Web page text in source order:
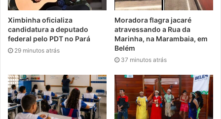
Ximbinha oficializa
candidatura a deputado
federal pelo PDT no Pará
29 minutos atrás
Moradora flagra jacaré
atravessando a Rua da
Marinha, na Marambaia, em
Belém
37 minutos atrás